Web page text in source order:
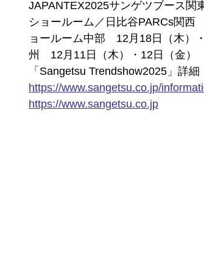
JAPANTEX2025サンゲツブース関
ショールーム／日比谷PARCs関西
ョールーム中部　12月18日（木）
州　12月11日（木）・12日（金）
「Sangetsu Trendshow2025」詳細
https://www.sangetsu.co.jp/
https://www.sangetsu.co.jp